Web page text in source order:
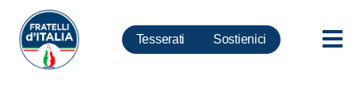
Tesserati Sostienici